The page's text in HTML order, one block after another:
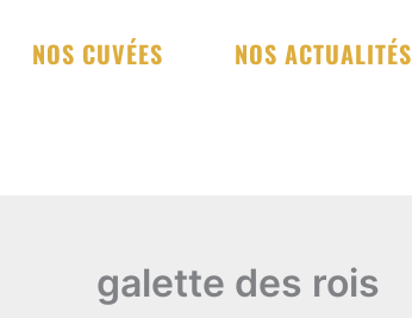
NOS CUVÉES NOS ACTUALITÉS
galette des rois